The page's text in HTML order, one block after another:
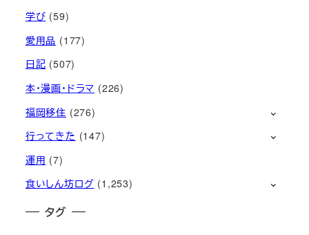
学び (59)
愛用品 (177)
日記 (507)
本・漫画・ドラマ (226)
福岡移住 (276)
行ってきた (147)
運用 (7)
食いしん坊ログ (1,253)
タグ